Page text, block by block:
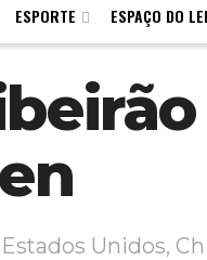
ESPORTE ESPAÇO DO
Unidos,